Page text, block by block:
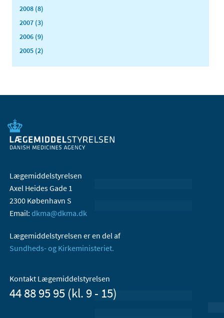
2008 (8)
2007 (3)
2006 (9)
2005 (2)
Lægemiddelstyrelsen
Axel Heides Gade 1
2300 København S
Email: dkma@dkma.dk
Lægemiddelstyrelsen er en del af
Sundheds- og Kirkeministeriet.
Kontakt Lægemiddelstyrelsen
44 88 95 95 (kl. 9 - 15)